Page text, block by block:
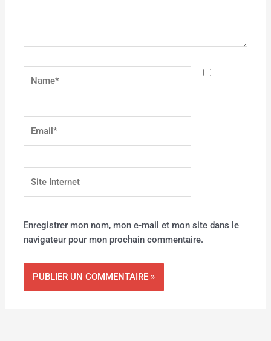
Internet
Enregistrer mon nom, mon e-mail et mon site dans le
navigateur pour mon prochain commentaire.